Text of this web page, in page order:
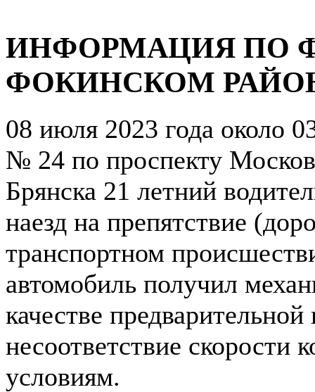
ИНФОРМАЦИЯ ПО
ФОКИНСКОМ
08 июля 2023 года около
№ 24 по проспекту
Брянска 21 летний
наезд на препятствие
транспортном
автомобиль получил
качестве
несоответствие
условиям.